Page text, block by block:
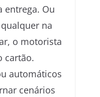
entrega. Ou
na
o motorista
cartão.
automáticos
cenários